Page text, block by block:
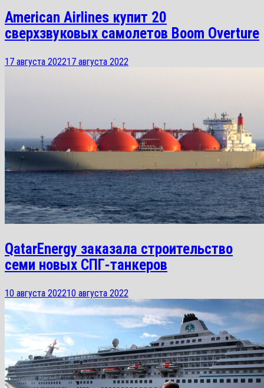
American Airlines купит 20
сверхзвуковых самолетов Boom Overture
17 августа 202217 августа 2022
QatarEnergy заказала строительство
семи новых СПГ-танкеров
10 августа 202210 августа 2022